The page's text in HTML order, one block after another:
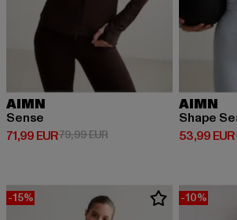
AIMN
Sense
71,99 EUR
Derzeitiger Preis: 71,99 EUR
79,99 EURAktionspreis: 79,99 EUR
AIMN
Shape
53,99 EUR
-15% -10%